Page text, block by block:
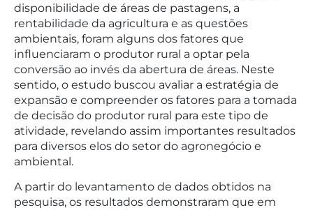
disponibilidade de áreas de pastagens, a
rentabilidade da agricultura e as questões
ambientais, foram alguns dos fatores que
influenciaram o produtor rural a optar pela
conversão ao invés da abertura de áreas. Neste
sentido, o estudo buscou avaliar a estratégia de
expansão e compreender os fatores para a tomada
de decisão do produtor rural para este tipo de
atividade, revelando assim importantes resultados
para diversos elos do setor do agronegócio e
ambiental.
A partir do levantamento de dados obtidos na
pesquisa, os resultados demonstraram que em